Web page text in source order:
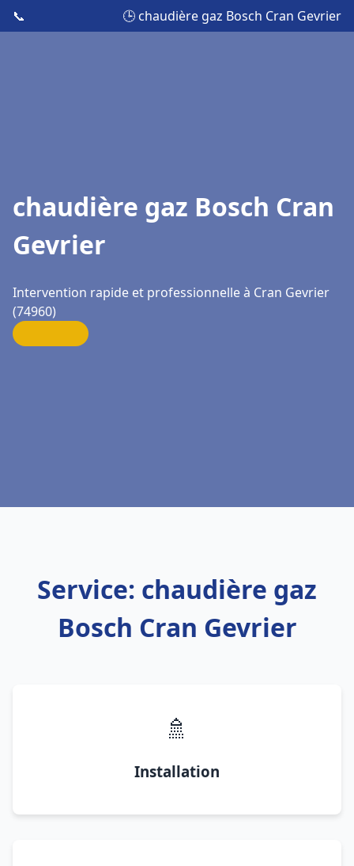
📞 🕒 chaudière gaz Bosch Cran Gevrier
chaudière gaz Bosch Cran
Gevrier
Intervention rapide et professionnelle à Cran Gevrier
(74960)
Service: chaudière gaz
Bosch Cran Gevrier
🚿
Installation